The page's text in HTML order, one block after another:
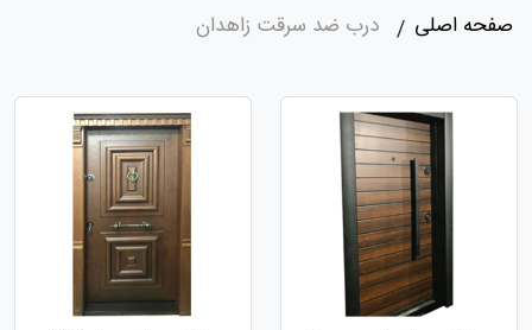
صفحه اصلی درب ضد سرقت زاهدان